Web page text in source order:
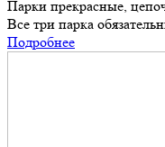
Парки прекрасные,
Все три парка
Подробнее